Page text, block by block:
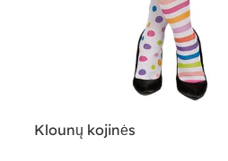
Klounų kojinės